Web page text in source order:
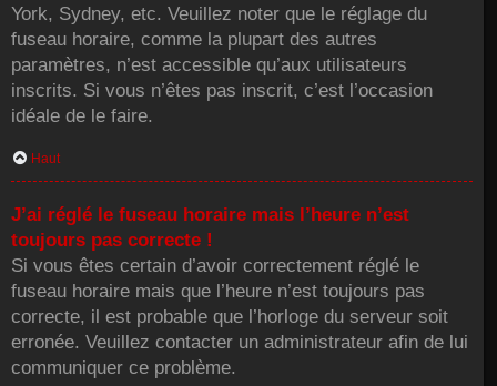
York, Sydney, etc. Veuillez noter que le réglage du
fuseau horaire, comme la plupart des autres
paramètres, n’est accessible qu’aux utilisateurs
inscrits. Si vous n’êtes pas inscrit, c’est l’occasion
idéale de le faire.
Haut
J’ai réglé le fuseau horaire mais l’heure n’est
toujours pas correcte !
Si vous êtes certain d’avoir correctement réglé le
fuseau horaire mais que l’heure n’est toujours pas
correcte, il est probable que l’horloge du serveur soit
erronée. Veuillez contacter un administrateur afin de lui
communiquer ce problème.